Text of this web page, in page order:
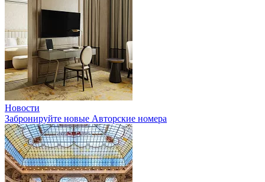
Новости
Забронируйте новые Авторские номера